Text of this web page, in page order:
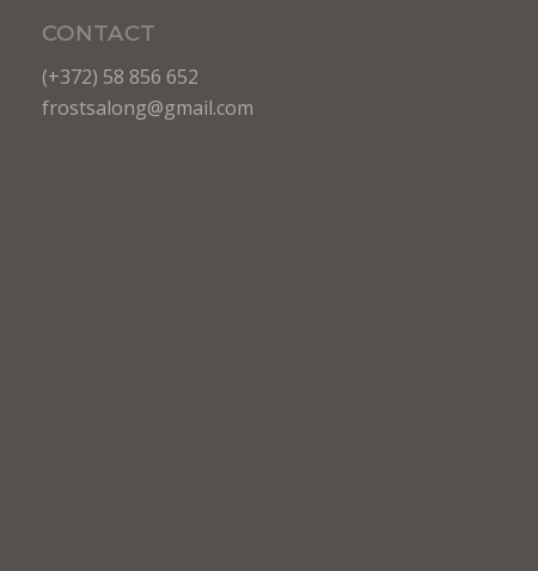
CONTACT
(+372) 58 856 652
frostsalong@gmail.com